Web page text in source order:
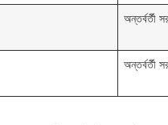
অন্তর্বর্তী
অন্তর্বর্তী